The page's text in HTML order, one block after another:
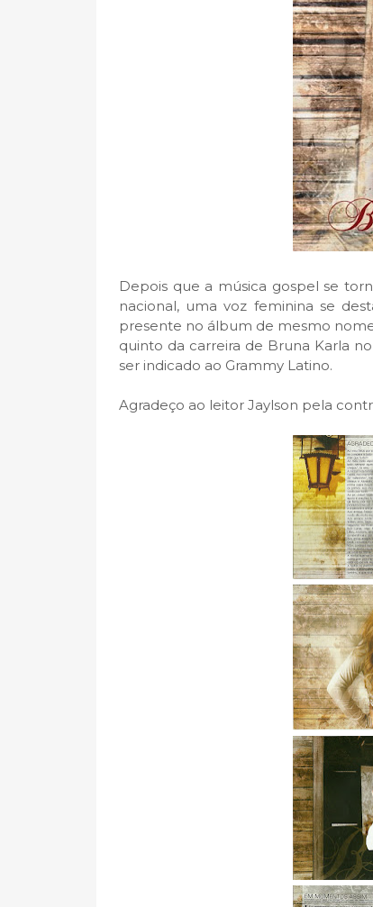
Depois que a música gospel se
nacional, uma voz feminina se
presente no álbum de mesmo
quinto da carreira de Bruna Karla
ser indicado ao Grammy Latino.
Agradeço ao leitor Jaylson pela